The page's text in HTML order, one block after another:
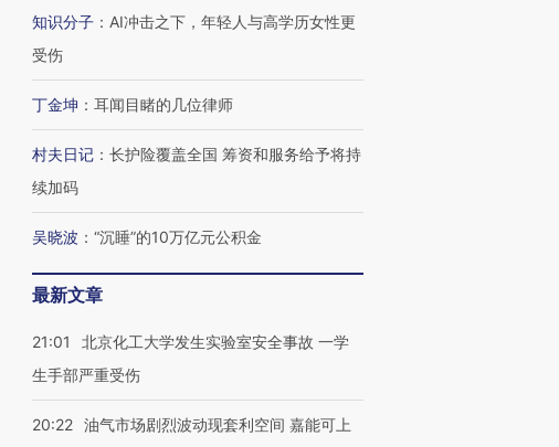
知识分子 ： AI冲击之下，年轻人与高学历女性更
受伤
丁金坤 ： 耳闻目睹的几位律师
村夫日记 ： 长护险覆盖全国 筹资和服务给予将持
续加码
吴晓波 ： “沉睡”的10万亿元公积金
最新文章
21:01
北京化工大学发生实验室安全事故 一学
生手部严重受伤
20:22 油气市场剧烈波动现套利空间 嘉能可上